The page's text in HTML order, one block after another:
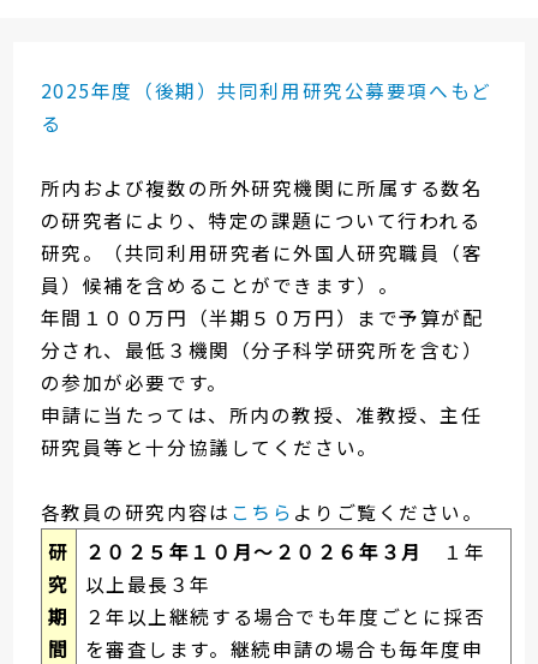
2025年度（後期）共同利用研究公募要項へもど
る
所内および複数の所外研究機関に所属する数名
の研究者により、特定の課題について行われる
研究。（共同利用研究者に外国人研究職員（客
員）候補を含めることができます）。
年間１００万円（半期５０万円）まで予算が配
分され、最低３機関（分子科学研究所を含む）
の参加が必要です。
申請に当たっては、所内の教授、准教授、主任
研究員等と十分協議してください。
各教員の研究内容は こちら よりご覧ください。
研
究
期
間
２０２５年１０月～２０２６年３月
１年
以上最長３年
２年以上継続する場合でも年度ごとに採否
を審査します。継続申請の場合も毎年度申